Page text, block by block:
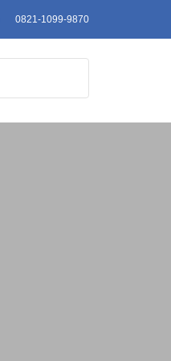
0821-1099-9870